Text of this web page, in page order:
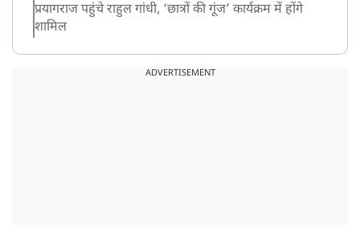
प्रयागराज पहुंचे राहुल गांधी, ‘छात्रों की गूंज’ कार्यक्रम में होंगे
शामिल
मेरठ में CM योगी आदित्यनाथ ने कांवड़ यात्रियों का किया स्वागत
ADVERTISEMENT